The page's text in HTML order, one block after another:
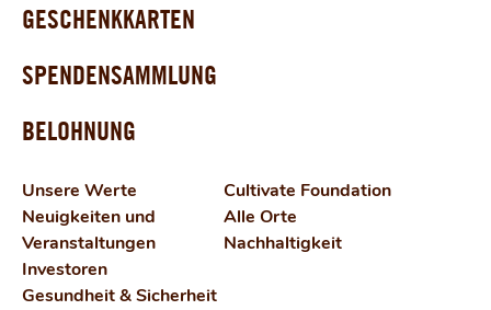
GESCHENKKARTEN
SPENDENSAMMLUNG
BELOHNUNG
Unsere Werte
Neuigkeiten und
Veranstaltungen
Investoren
Gesundheit & Sicherheit
Cultivate Foundation
Alle Orte
Nachhaltigkeit